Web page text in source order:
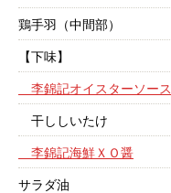
鶏手羽（中間部）
【下味】
李錦記オイスターソース
干ししいたけ
李錦記海鮮ＸＯ醤
サラダ油